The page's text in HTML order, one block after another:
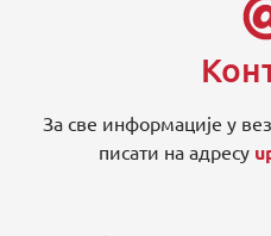
За све информације у
писати на адресу